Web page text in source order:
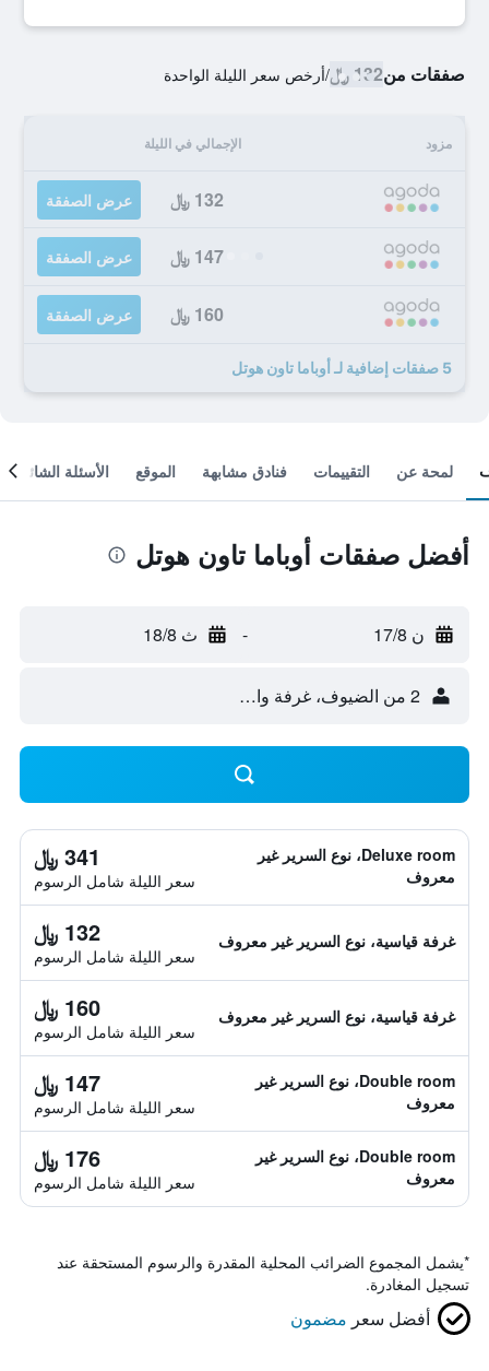
صفقات من132 ﷼ /أرخص سعر الليلة الواحدة
مزود الإجمالي في الليلة
132 ﷼ عرض الصفقة
147 ﷼ عرض الصفقة
160 ﷼ عرض الصفقة
5 صفقات إضافية لـ أوباما تاون هوتل
لمحة عن التقييمات فنادق مشابهة الموقع الأسئلة الشائعة
أفضل صفقات أوباما تاون هوتل
ن 17/8 - ث 18/8
2 من الضيوف، غرفة واحدة
Deluxe room، نوع السرير غير
معروف
341 ﷼
سعر الليلة شامل الرسوم
غرفة قياسية، نوع السرير غير معروف 132 ﷼
سعر الليلة شامل الرسوم
غرفة قياسية، نوع السرير غير معروف 160 ﷼
سعر الليلة شامل الرسوم
Double room، نوع السرير غير
معروف
147 ﷼
سعر الليلة شامل الرسوم
Double room، نوع السرير غير
معروف
176 ﷼
سعر الليلة شامل الرسوم
*يشمل المجموع الضرائب المحلية المقدرة والرسوم المستحقة عند
تسجيل المغادرة.
أفضل سعر مضمون